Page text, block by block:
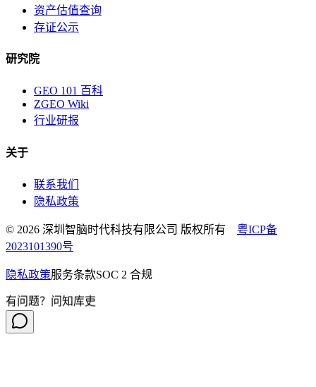
资产估值查询
存证公示
研究院
GEO 101 百科
ZGEO Wiki
行业研报
关于
联系我们
隐私政策
© 2026 深圳智脑时代科技有限公司 版权所有 粤ICP备
2023101390号
隐私政策服务条款SOC 2 合规
有问题？问知库吏